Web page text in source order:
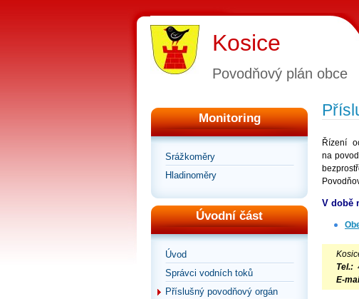
Kosice
Povodňový plán obce
Monitoring
Srážkoměry
Hladinoměry
Úvodní část
Úvod
Správci vodních toků
Příslušný povodňový orgán
Řízení
na
V době
Tel.:
E-